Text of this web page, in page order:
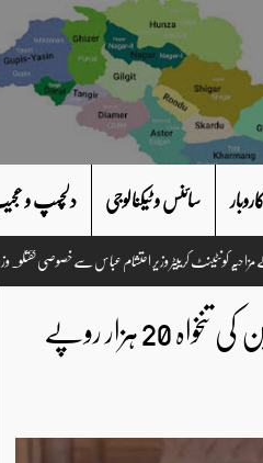
سائنس و ٹیکنالوجی دلچسپ و
رکھنے والے مزاحیہ کونٹینٹ کرییٹر وزیر احتشام
گلگت بلتستان کا 106 ارب روپےکا بجٹ پیش، سرکاری ملازمین کی تنخواہ 20 ہزار روپے